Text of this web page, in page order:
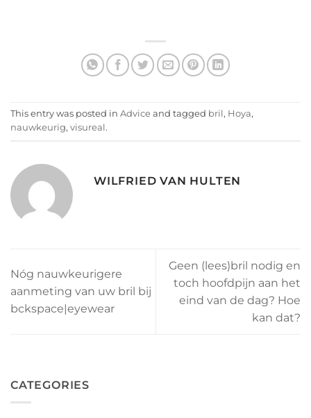
This entry was posted in Advice and tagged bril, Hoya,
nauwkeurig, visureal.
WILFRIED VAN HULTEN
Nóg nauwkeurigere
aanmeting van uw bril bij
bckspace|eyewear
Geen (lees)bril nodig en
toch hoofdpijn aan het
eind van de dag? Hoe
kan dat?
CATEGORIES